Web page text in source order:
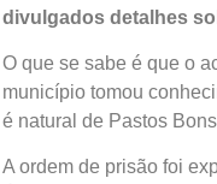
divulgados detalhes
O que se sabe é que o
município tomou
é natural de Pastos
A ordem de prisão foi